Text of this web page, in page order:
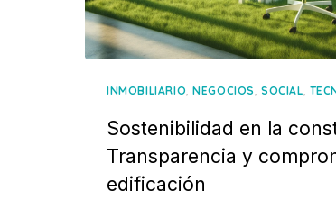
INMOBILIARIO ,NEGOCIOS ,SOCIAL
Sostenibilidad en la
Transparencia y
edificación